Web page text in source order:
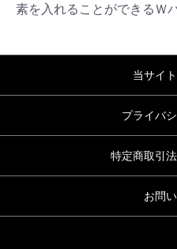
素を入れることができるＷ
当サイ
プライバ
特定商取引
お問